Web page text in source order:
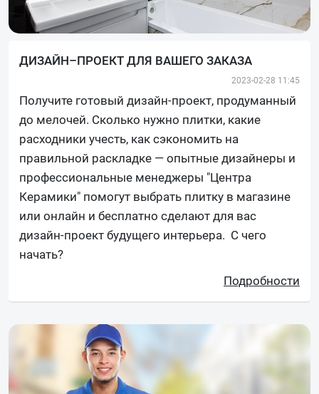
ДИЗАЙН–ПРОЕКТ ДЛЯ ВАШЕГО ЗАКАЗА
2023-02-28 11:45
Получите готовый дизайн-проект, продуманный
до мелочей. Сколько нужно плитки, какие
расходники учесть, как сэкономить на
правильной раскладке — опытные дизайнеры и
профессиональные менеджеры "Центра
Керамики" помогут выбрать плитку в магазине
или онлайн и бесплатно сделают для вас
дизайн-проект будущего интерьера. С чего
начать?
Подробности